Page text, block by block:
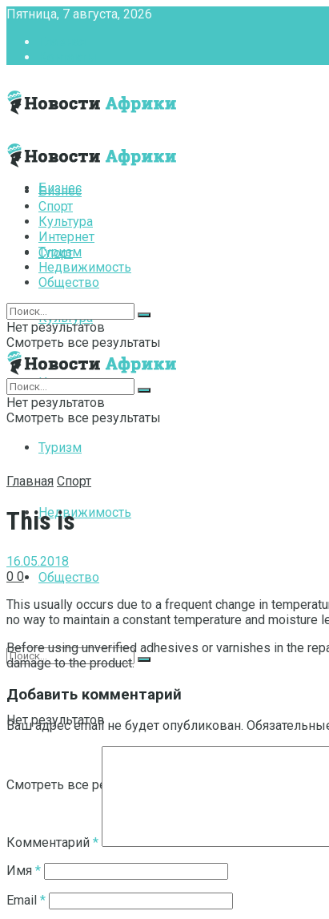
Пятница, 7 августа, 2026
Бизнес
Спорт
Культура
Интернет
Туризм
Недвижимость
Общество
Нет результатов
Смотреть все результаты
Бизнес
Спорт
Культура
Интернет
Туризм
Недвижимость
Общество
Нет результатов
Смотреть все результаты
Нет результатов
Смотреть все результаты
Главная Спорт
This is
16.05.2018
0 0
This usually occurs due to a frequent change in
no way to maintain a constant temperature and moisture
Before using unverified adhesives or varnishes in the
damage to the product.
Добавить комментарий
Ваш адрес email не будет опубликован.
Комментарий *
Имя *
Email *